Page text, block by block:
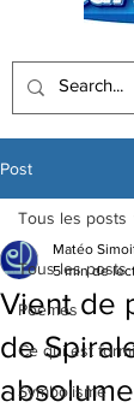
Post
Tous les posts
Poèmes
Ce qui est
Symbolisme
Tous les posts
Vient de
de
Matéo
5 min de